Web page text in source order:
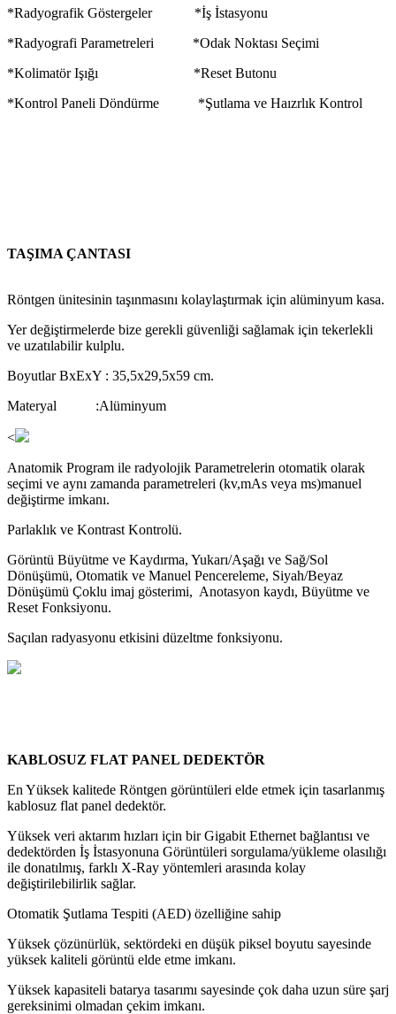
*Radyografik Göstergeler *İş İstasyonu
*Radyografi Parametreleri *Odak Noktası Seçimi
*Kolimatör Işığı *Reset Butonu
*Kontrol Paneli Döndürme *Şutlama ve Haızrlık Kontrol
TAŞIMA ÇANTASI
Röntgen ünitesinin taşınmasını kolaylaştırmak için alüminyum kasa.
Yer değiştirmelerde bize gerekli güvenliği sağlamak için tekerlekli
ve uzatılabilir kulplu.
Boyutlar BxExY : 35,5x29,5x59 cm.
Materyal :Alüminyum
<
Anatomik Program ile radyolojik Parametrelerin otomatik olarak
seçimi ve aynı zamanda parametreleri (kv,mAs veya ms)manuel
değiştirme imkanı.
Parlaklık ve Kontrast Kontrolü.
Görüntü Büyütme ve Kaydırma, Yukarı/Aşağı ve Sağ/Sol
Dönüşümü, Otomatik ve Manuel Pencereleme, Siyah/Beyaz
Dönüşümü Çoklu imaj gösterimi, Anotasyon kaydı, Büyütme ve
Reset Fonksiyonu.
Saçılan radyasyonu etkisini düzeltme fonksiyonu.
KABLOSUZ FLAT PANEL DEDEKTÖR
En Yüksek kalitede Röntgen görüntüleri elde etmek için tasarlanmış
kablosuz flat panel dedektör.
Yüksek veri aktarım hızları için bir Gigabit Ethernet bağlantısı ve
dedektörden İş İstasyonuna Görüntüleri sorgulama/yükleme olasılığı
ile donatılmış, farklı X-Ray yöntemleri arasında kolay
değiştirilebilirlik sağlar.
Otomatik Şutlama Tespiti (AED) özelliğine sahip
Yüksek çözünürlük, sektördeki en düşük piksel boyutu sayesinde
yüksek kaliteli görüntü elde etme imkanı.
Yüksek kapasiteli batarya tasarımı sayesinde çok daha uzun süre şarj
gereksinimi olmadan çekim imkanı.